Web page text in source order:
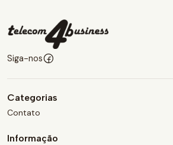
Siga-nos
Categorias
Contato
Informação